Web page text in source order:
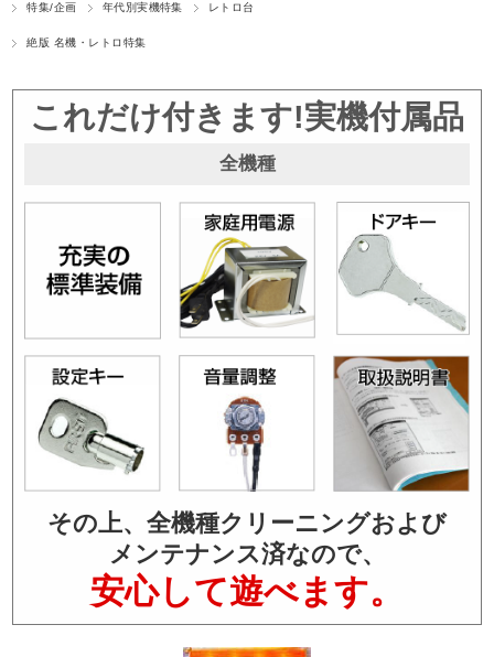
特集/企画 年代別実機特集 レトロ台
絶版 名機・レトロ特集
これだけ付きます!実機付属品
全機種
その上、全機種クリーニングおよび
メンテナンス済なので、
安心して遊べます。